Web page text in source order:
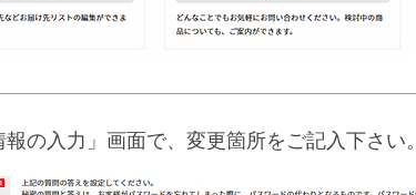
の入力」画面で、変更箇所をご記入下さい。